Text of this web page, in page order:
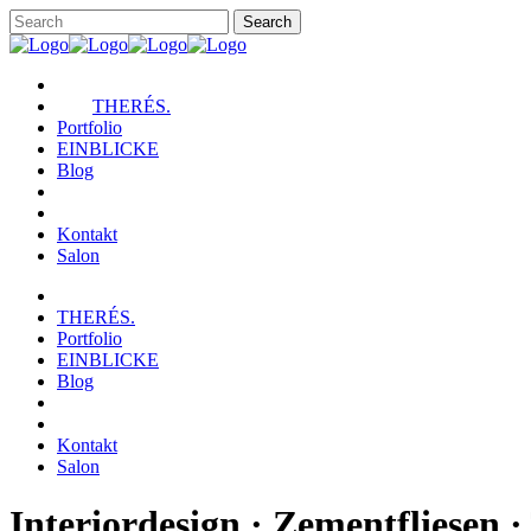
THERÉS.
Portfolio
EINBLICKE
Blog
Kontakt
Salon
THERÉS.
Portfolio
EINBLICKE
Blog
Kontakt
Salon